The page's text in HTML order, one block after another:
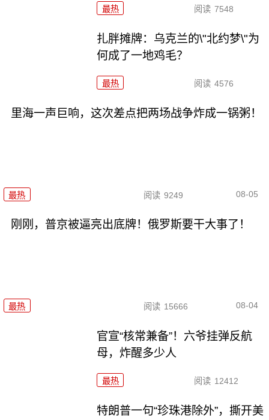
最热 阅读 7548
扎胖摊牌：乌克兰的\"北约梦\"为
何成了一地鸡毛？
最热 阅读 4576
里海一声巨响，这次差点把两场战争炸成一锅粥！
最热 阅读 9249 08-05
刚刚，普京被逼亮出底牌！俄罗斯要干大事了！
最热 阅读 15666 08-04
官宣“核常兼备”！六爷挂弹反航
母，炸醒多少人
最热 阅读 12412
特朗普一句“珍珠港除外”，撕开美